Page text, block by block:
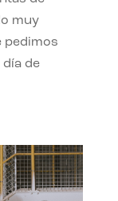
muy
pedimos
de